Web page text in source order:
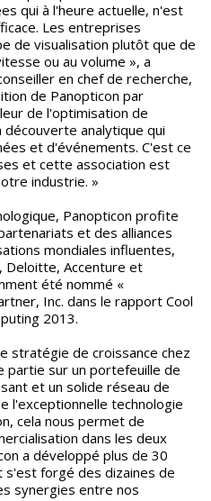
qui à l'heure actuelle, n'est
Les entreprises
de visualisation plutôt que de
ou au volume », a
en chef de recherche,
de Panopticon par
de l'optimisation de
analytique qui
et d'événements. C'est ce
et cette association est
industrie. »
Panopticon profite
et des alliances
mondiales influentes,
Deloitte, Accenture et
été nommé «
Inc. dans le rapport Cool
2013.
stratégie de croissance chez
partie sur un portefeuille de
et un solide réseau de
l'exceptionnelle technologie
cela nous permet de
dans les deux
a développé plus de 30
forgé des dizaines de
synergies entre nos